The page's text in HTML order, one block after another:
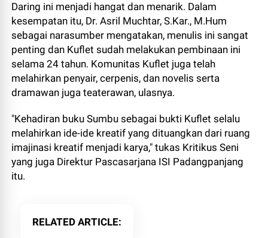
Daring ini menjadi hangat dan menarik. Dalam
kesempatan itu, Dr. Asril Muchtar, S.Kar., M.Hum
sebagai narasumber mengatakan, menulis ini sangat
penting dan Kuflet sudah melakukan pembinaan ini
selama 24 tahun. Komunitas Kuflet juga telah
melahirkan penyair, cerpenis, dan novelis serta
dramawan juga teaterawan, ulasnya.
"Kehadiran buku Sumbu sebagai bukti Kuflet selalu
melahirkan ide-ide kreatif yang dituangkan dari ruang
imajinasi kreatif menjadi karya," tukas Kritikus Seni
yang juga Direktur Pascasarjana ISI Padangpanjang
itu.
RELATED ARTICLE